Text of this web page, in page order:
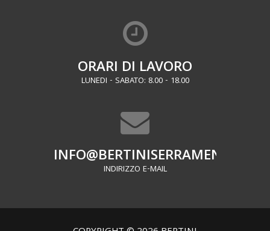
ORARI DI LAVORO
LUNEDI - SABATO: 8.00 - 18.00
INFO@BERTINISERRAMENTI.IT
INDIRIZZO E-MAIL